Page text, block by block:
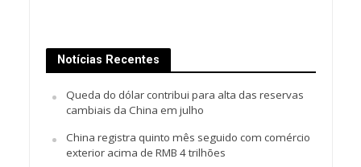
Notícias Recentes
Queda do dólar contribui para alta das reservas
cambiais da China em julho
China registra quinto mês seguido com comércio
exterior acima de RMB 4 trilhões